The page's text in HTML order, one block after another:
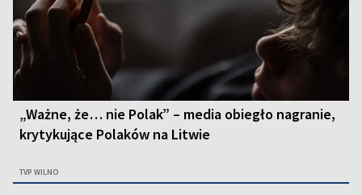
„Ważne, że… nie Polak” – media obiegło nagranie,
krytykujące Polaków na Litwie
TVP WILNO